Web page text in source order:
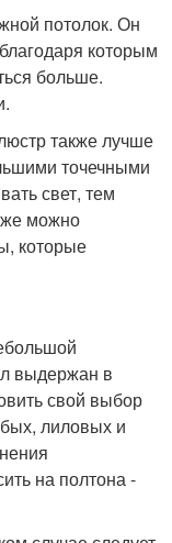
потолок. Он
которым
больше.
также лучше
точечными
свет, тем
можно
которые
выдержан в
свой выбор
лиловых и
на полтона -